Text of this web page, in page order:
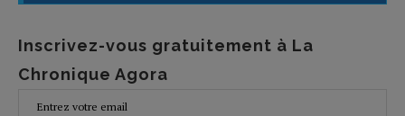
Inscrivez-vous gratuitement à La
Chronique Agora